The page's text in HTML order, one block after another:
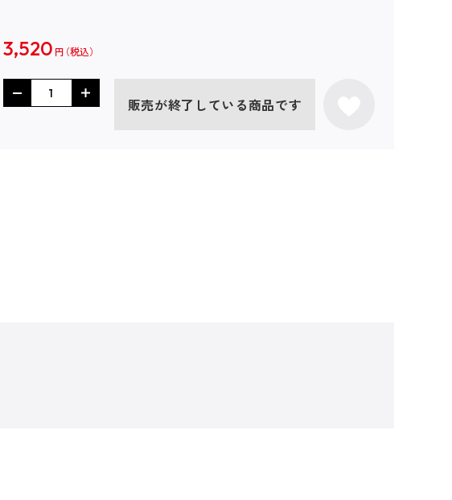
3,520 円
販売が終了している商品です